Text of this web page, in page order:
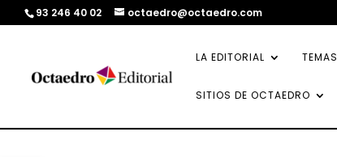
93 246 40 02 octaedro@octaedro.com
LA EDITORIAL TEMAS
SITIOS DE OCTAEDRO